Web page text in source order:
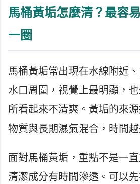
馬桶黃垢怎麼清？最容
一圈
馬桶黃垢常出現在水線附近
水口周圍，視覺上最明顯，
所看起來不清爽。黃垢的來
物質與長期濕氣混合，時間越
面對馬桶黃垢，重點不是一
清潔成分有時間滲透。可以